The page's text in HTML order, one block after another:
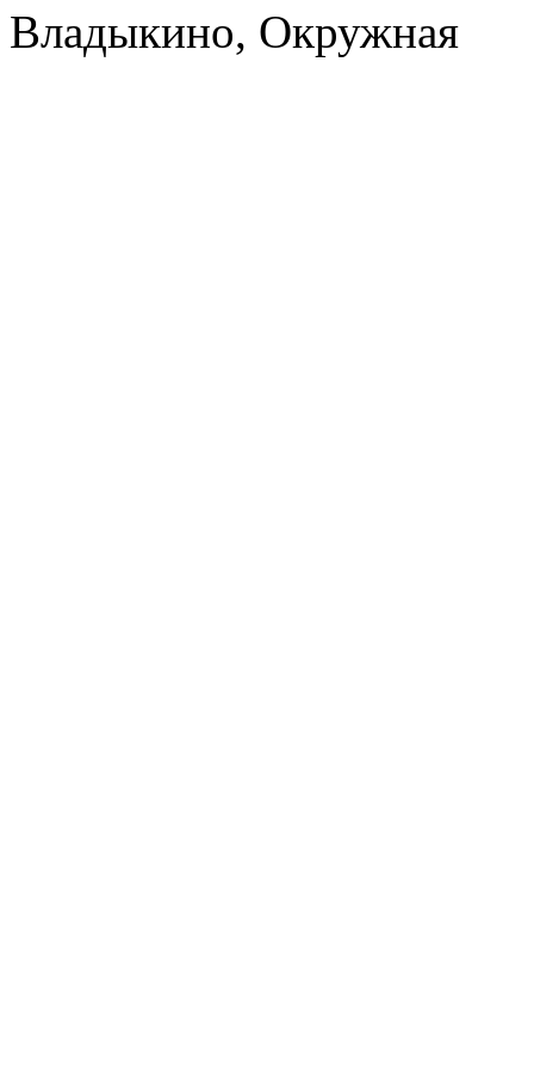
Владыкино, Окружная